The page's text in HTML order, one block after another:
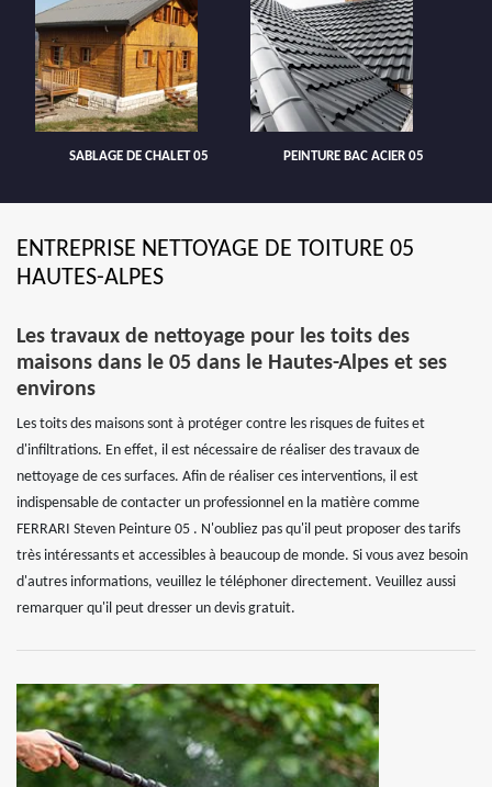
SABLAGE DE CHALET 05 PEINTURE BAC ACIER 05
ENTREPRISE NETTOYAGE DE TOITURE 05
HAUTES-ALPES
Les travaux de nettoyage pour les toits des
maisons dans le 05 dans le Hautes-Alpes et ses
environs
Les toits des maisons sont à protéger contre les risques de fuites et
d'infiltrations. En effet, il est nécessaire de réaliser des travaux de
nettoyage de ces surfaces. Afin de réaliser ces interventions, il est
indispensable de contacter un professionnel en la matière comme
FERRARI Steven Peinture 05 . N'oubliez pas qu'il peut proposer des tarifs
très intéressants et accessibles à beaucoup de monde. Si vous avez besoin
d'autres informations, veuillez le téléphoner directement. Veuillez aussi
remarquer qu'il peut dresser un devis gratuit.